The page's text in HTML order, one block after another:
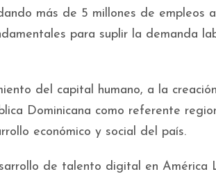
más de 5 millones de empleos
para suplir la demanda
del capital humano, a la
Dominicana como referente
económico y social del país.
de talento digital en América